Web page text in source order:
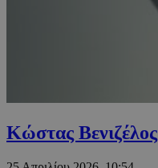
Κώστας Βενιζέλος